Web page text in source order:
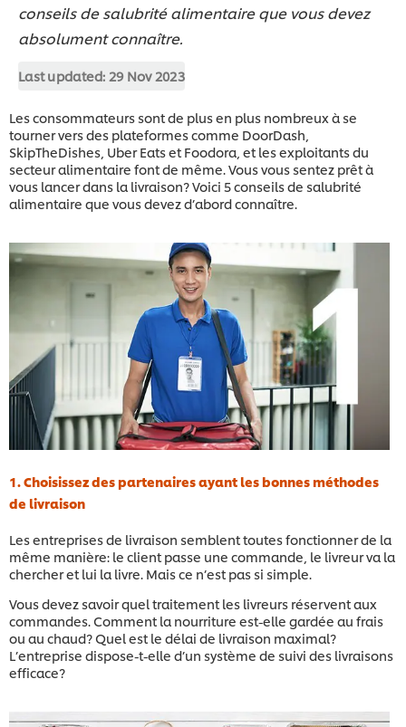
conseils de salubrité alimentaire que vous devez
absolument connaître.
Last updated: 29 Nov 2023
Les consommateurs sont de plus en plus nombreux à se
tourner vers des plateformes comme DoorDash,
SkipTheDishes, Uber Eats et Foodora, et les exploitants du
secteur alimentaire font de même. Vous vous sentez prêt à
vous lancer dans la livraison? Voici 5 conseils de salubrité
alimentaire que vous devez d’abord connaître.
1. Choisissez des partenaires ayant les bonnes méthodes
de livraison
Les entreprises de livraison semblent toutes fonctionner de la
même manière: le client passe une commande, le livreur va la
chercher et lui la livre. Mais ce n’est pas si simple.
Vous devez savoir quel traitement les livreurs réservent aux
commandes. Comment la nourriture est-elle gardée au frais
ou au chaud? Quel est le délai de livraison maximal?
L’entreprise dispose-t-elle d’un système de suivi des livraisons
efficace?